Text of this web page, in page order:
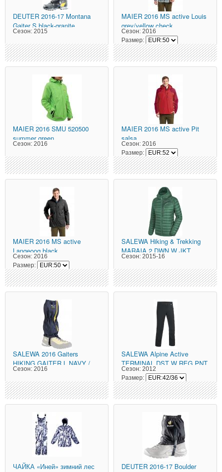
DEUTER 2016-17 Montana
Gaiter S black-granite
Сезон: 2015
MAIER 2016 MS active Louis
grey/yellow check
Сезон: 2016
Размер:
MAIER 2016 SMU 520500
summer green
Сезон: 2016
MAIER 2016 MS active Pit
salsa
Сезон: 2016
Размер:
MAIER 2016 MS active
Langeoog black
Сезон: 2016
Размер:
SALEWA Hiking & Trekking
MARAIA 2 DWN W JKT
alpine green/
Сезон: 2015-16
SALEWA 2016 Gaiters
HIKING GAITER L NAVY /
Сезон: 2016
SALEWA Alpine Active
TERMINAL DST W REG PNT
black
Сезон: 2012
Размер:
ЧАЙКА «Иней» зимний лес DEUTER 2016-17 Boulder